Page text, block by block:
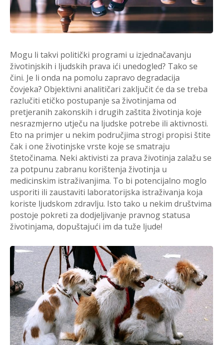
Mogu li takvi politički programi u izjednačavanju
životinjskih i ljudskih prava ići unedogled? Tako se
čini. Je li onda na pomolu zapravo degradacija
čovjeka? Objektivni analitičari zaključit će da se treba
razlučiti etičko postupanje sa životinjama od
pretjeranih zakonskih i drugih zaštita životinja koje
nesrazmjerno utječu na ljudske potrebe ili aktivnosti.
Eto na primjer u nekim područjima strogi propisi štite
čak i one životinjske vrste koje se smatraju
štetočinama. Neki aktivisti za prava životinja zalažu se
za potpunu zabranu korištenja životinja u
medicinskim istraživanjima. To bi potencijalno moglo
usporiti ili zaustaviti laboratorijska istraživanja koja
koriste ljudskom zdravlju. Isto tako u nekim društvima
postoje pokreti za dodjeljivanje pravnog statusa
životinjama, dopuštajući im da tuže ljude!